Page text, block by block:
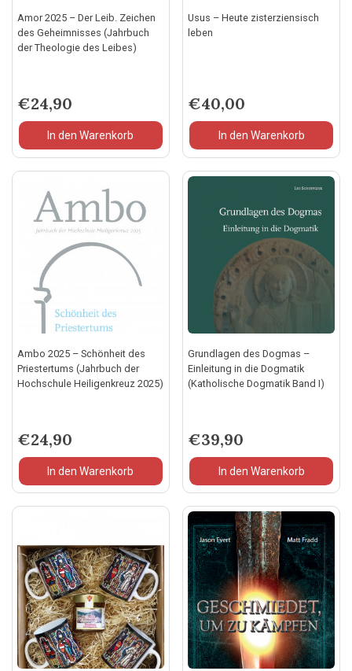
Amor 2025 – Der Leib. Zeichen
des Geheimnisses (Jahrbuch
der Theologie des Leibes)
€24,90
In den Warenkorb
Usus – Heute zisterziensisch
leben
€40,00
In den Warenkorb
Ambo 2025 – Schönheit des
Priestertums (Jahrbuch der
Hochschule Heiligenkreuz 2025)
€24,90
In den Warenkorb
Grundlagen des Dogmas –
Einleitung in die Dogmatik
(Katholische Dogmatik Band I)
€39,90
In den Warenkorb